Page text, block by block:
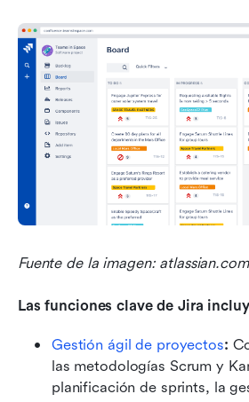
Fuente de la imagen: atlassian.com
Las funciones clave de Jira
Gestión ágil de proyectos:
las metodologías Scrum y
planificación de sprints, la